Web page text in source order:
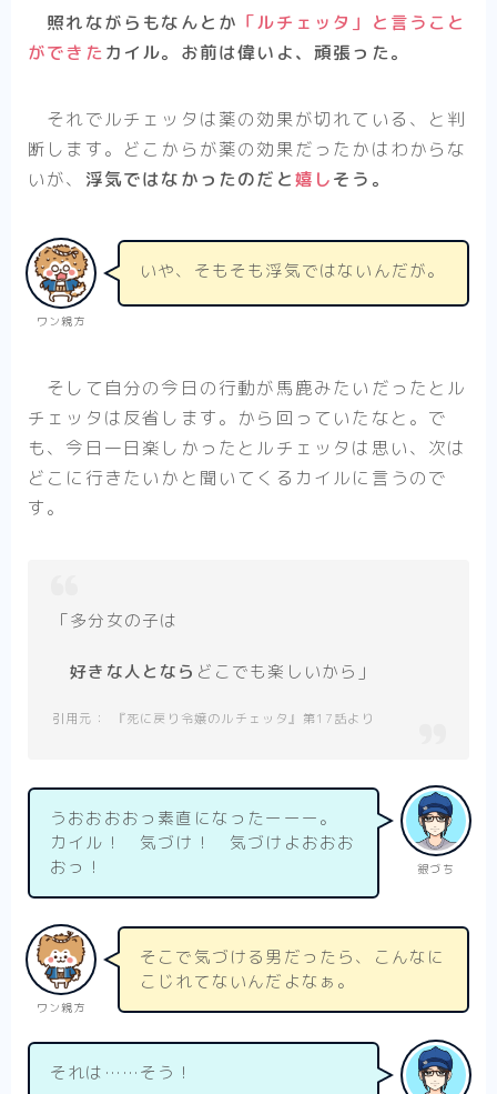
照れながらもなんとか 「ルチェッタ」と言うこと
ができたカイル。お前は偉いよ、頑張った。
それでルチェッタは薬の効果が切れている、と判
断します。どこからが薬の効果だったかはわからな
いが、 浮気ではなかったのだと嬉しそう。
ワン親方
いや、そもそも浮気ではないんだが。
そして自分の今日の行動が馬鹿みたいだったとル
チェッタは反省します。から回っていたなと。で
も、今日一日楽しかったとルチェッタは思い、次は
どこに行きたいかと聞いてくるカイルに言うので
す。
「多分女の子は
好きな人となら どこでも楽しいから」
『死に戻り令嬢のルチェッタ』第17話より
銀づち
うおおおおっ素直になったーーー。
カイル！ 気づけ！ 気づけよおおお
おっ！
ワン親方
そこで気づける男だったら、こんなに
こじれてないんだよなぁ。
それは……そう！